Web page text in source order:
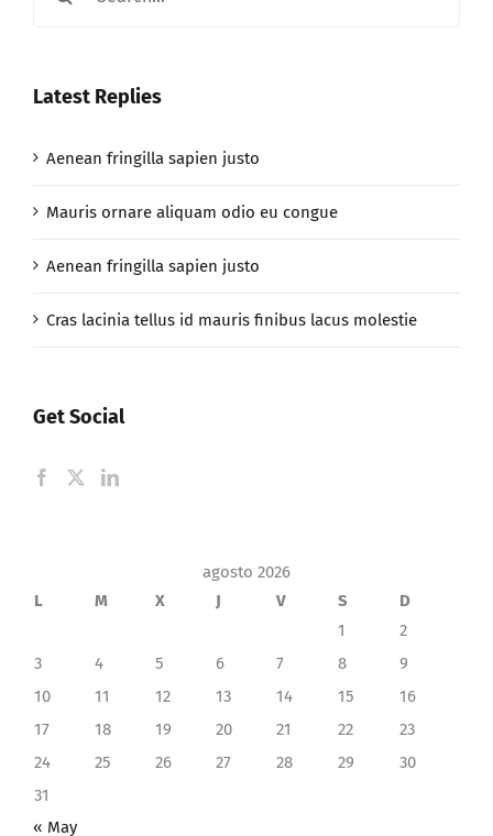
Latest Replies
Aenean fringilla sapien justo
Mauris ornare aliquam odio eu congue
Aenean fringilla sapien justo
Cras lacinia tellus id mauris finibus lacus molestie
Get Social
agosto 2026
L
M X J V S
D
1
2
3
4 5 6 7 8
9
10
11 12 13 14 15
16
17
18 19 20 21 22
23
24
25 26 27 28 29
30
31
« May